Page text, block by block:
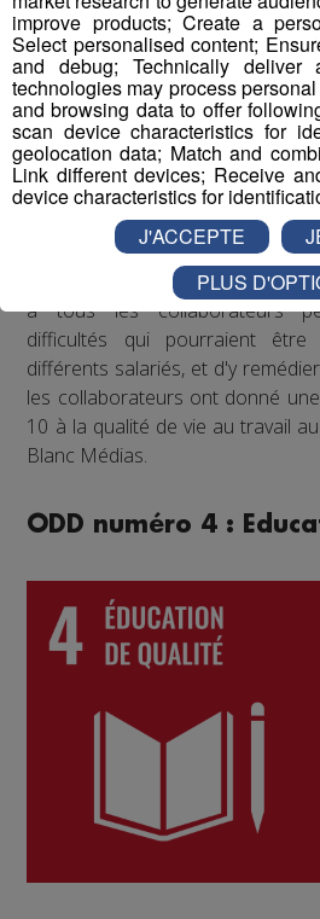
collaborateurs de partager des
sortent du cadre formel du
régulièrement proposé aux
événements festifs (rencontres
partenaires comme les
Annecy, festivals de
cohésion d'équipe et
Enfin, un questionnaire bien-être
à tous les collaborateurs
difficultés qui pourraient
différents salariés, et d'y
les collaborateurs ont donné
10 à la qualité de vie au travail
Blanc Médias.
ODD numéro 4 :
improve products; Create a
Select personalised content;
and debug; Technically deliver
technologies may process
and browsing data to offer
scan device characteristics for
geolocation data; Match and
Link different devices; Receive
device characteristics for
J'ACCEPTE
PLUS